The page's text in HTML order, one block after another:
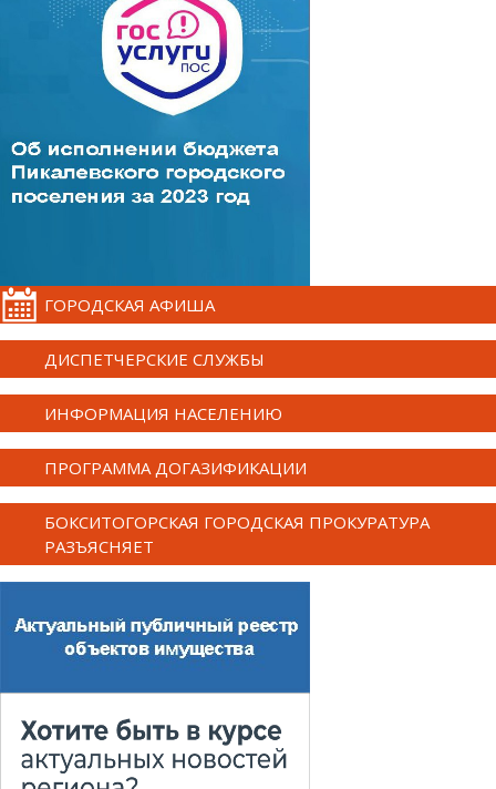
ГОРОДСКАЯ АФИША
ДИСПЕТЧЕРСКИЕ СЛУЖБЫ
ИНФОРМАЦИЯ НАСЕЛЕНИЮ
ПРОГРАММА ДОГАЗИФИКАЦИИ
БОКСИТОГОРСКАЯ ГОРОДСКАЯ ПРОКУРАТУРА
РАЗЪЯСНЯЕТ